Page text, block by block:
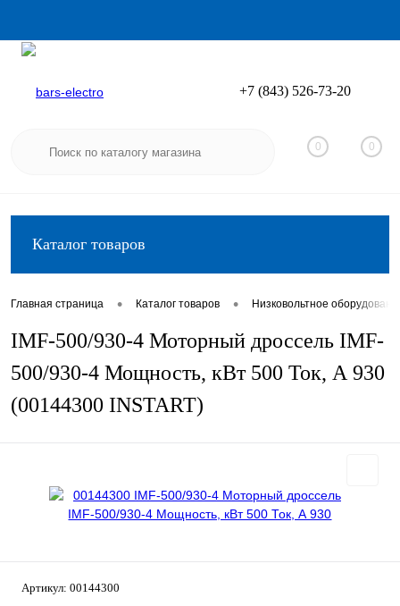
Вход
+7 (843) 526-73-20
0 0
Каталог товаров
Главная страница • Каталог товаров • Низковольтное
IMF-500/930-4 Моторный дроссель IMF-
500/930-4 Мощность, кВт 500 Ток, А 930
(00144300 INSTART)
Артикул: 00144300